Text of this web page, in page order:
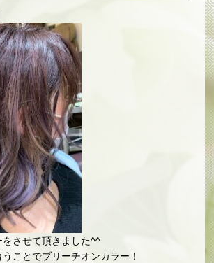
させて頂きました^^
ことでブリーチオンカラー！